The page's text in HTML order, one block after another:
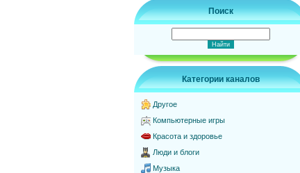
Поиск
Категории каналов
Другое
Компьютерные игры
Красота и здоровье
Люди и блоги
Музыка